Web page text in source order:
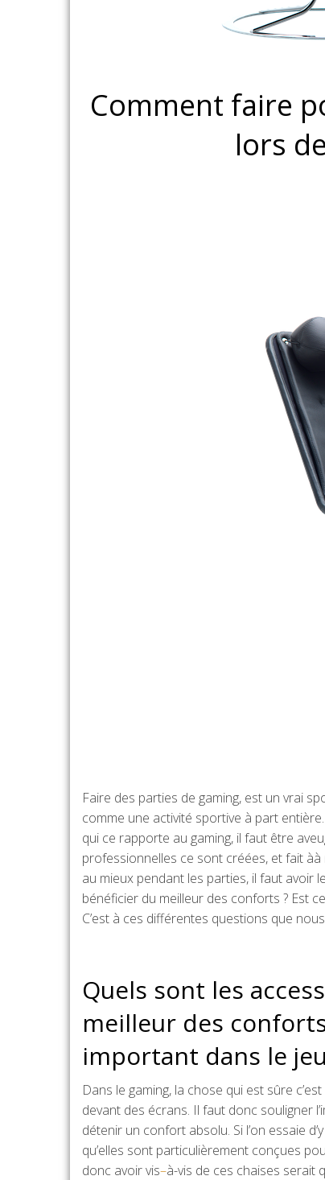
Comment faire
lors
Faire des parties de gaming, est un vrai
comme une activité sportive à part
qui ce rapporte au gaming, il faut être
professionnelles ce sont créées, et fait
au mieux pendant les parties, il faut avoir
bénéficier du meilleur des conforts ? Est
C’est à ces différentes questions que
Quels sont les
meilleur des
important dans le
Dans le gaming, la chose qui est sûre
devant des écrans. Il faut donc souligner
détenir un confort absolu. Si l’on essaie
qu’elles sont particulièrement conçues
donc avoir vis–à-vis de ces chaises serait